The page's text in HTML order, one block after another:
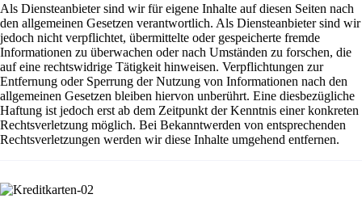
Als Diensteanbieter sind wir für eigene Inhalte auf diesen Seiten nach
den allgemeinen Gesetzen verantwortlich. Als Diensteanbieter sind wir
jedoch nicht verpflichtet, übermittelte oder gespeicherte fremde
Informationen zu überwachen oder nach Umständen zu forschen, die
auf eine rechtswidrige Tätigkeit hinweisen. Verpflichtungen zur
Entfernung oder Sperrung der Nutzung von Informationen nach den
allgemeinen Gesetzen bleiben hiervon unberührt. Eine diesbezügliche
Haftung ist jedoch erst ab dem Zeitpunkt der Kenntnis einer konkreten
Rechtsverletzung möglich. Bei Bekanntwerden von entsprechenden
Rechtsverletzungen werden wir diese Inhalte umgehend entfernen.